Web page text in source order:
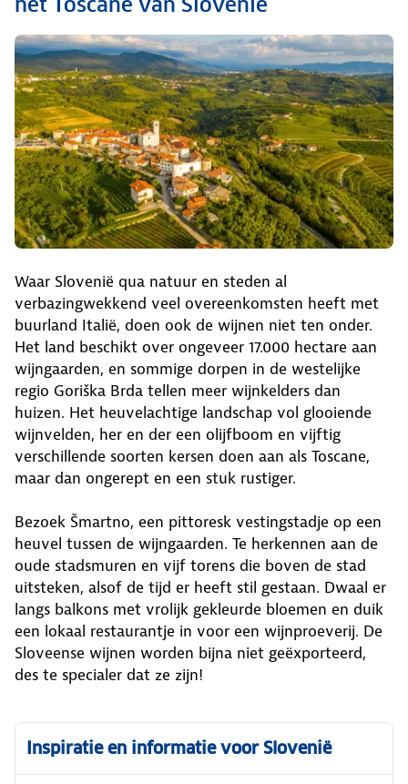
Waar Slovenië qua natuur en steden al
verbazingwekkend veel overeenkomsten heeft met
buurland Italië, doen ook de wijnen niet ten onder.
Het land beschikt over ongeveer 17.000 hectare aan
wijngaarden, en sommige dorpen in de westelijke
regio Goriška Brda tellen meer wijnkelders dan
huizen. Het heuvelachtige landschap vol glooiende
wijnvelden, her en der een olijfboom en vijftig
verschillende soorten kersen doen aan als Toscane,
maar dan ongerept en een stuk rustiger.
Bezoek Šmartno, een pittoresk vestingstadje op een
heuvel tussen de wijngaarden. Te herkennen aan de
oude stadsmuren en vijf torens die boven de stad
uitsteken, alsof de tijd er heeft stil gestaan. Dwaal er
langs balkons met vrolijk gekleurde bloemen en duik
een lokaal restaurantje in voor een wijnproeverij. De
Sloveense wijnen worden bijna niet geëxporteerd,
des te specialer dat ze zijn!
Inspiratie en informatie voor Slovenië